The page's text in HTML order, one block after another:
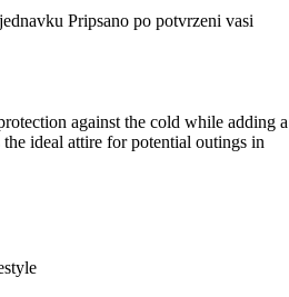
Pripsano po potvrzeni vasi
against the cold while adding a
ideal attire for potential outings in